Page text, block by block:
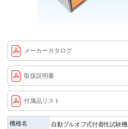
メーカーカタログ
取扱説明書
付属品リスト
機種名
自動プルオフ式付着性試験機